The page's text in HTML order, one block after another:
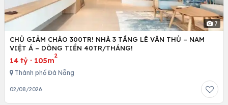
7
CHỦ GIẢM CHÀO 300TR! NHÀ 3 TẦNG LÊ VĂN THỦ – NAM
VIỆT Á – DÒNG TIỀN 40TR/THÁNG!
14 tỷ · 105m
2
Thành phố Đà Nẵng
02/08/2026